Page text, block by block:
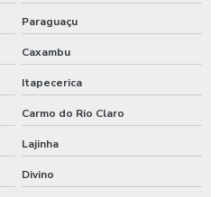
Paraguaçu
Caxambu
Itapecerica
Carmo do Rio Claro
Lajinha
Divino